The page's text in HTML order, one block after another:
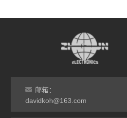
邮箱：
davidkoh@163.com